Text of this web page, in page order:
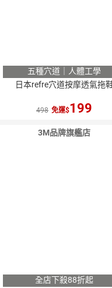
五種穴道｜人體工學
日本refre穴道按摩透氣拖
498 免運 199
3M品牌旗艦店
全店下殺88折起